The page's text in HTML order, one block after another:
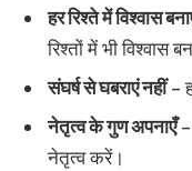
हर रिश्ते में विश्वास
रिश्तों में भी विश्वास
संघर्ष से घबराएं नहीं–
नेतृत्व के गुण अपनाएँ–
नेतृत्व करें।